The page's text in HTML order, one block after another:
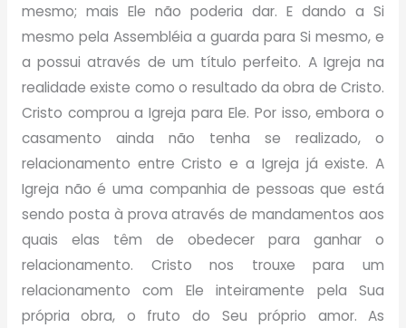
mesmo; mais Ele não poderia dar. E dando a Si
mesmo pela Assembléia a guarda para Si mesmo, e
a possui através de um título perfeito. A Igreja na
realidade existe como o resultado da obra de Cristo.
Cristo comprou a Igreja para Ele. Por isso, embora o
casamento ainda não tenha se realizado, o
relacionamento entre Cristo e a Igreja já existe. A
Igreja não é uma companhia de pessoas que está
sendo posta à prova através de mandamentos aos
quais elas têm de obedecer para ganhar o
relacionamento. Cristo nos trouxe para um
relacionamento com Ele inteiramente pela Sua
própria obra, o fruto do Seu próprio amor. As